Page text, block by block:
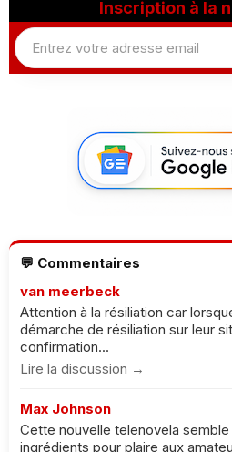
Inscription à la
💬 Commentaires
van meerbeck
Attention à la résiliation car
démarche de résiliation sur leur
confirmation...
Lire la discussion →
Max Johnson
Cette nouvelle telenovela
ingrédients pour plaire aux